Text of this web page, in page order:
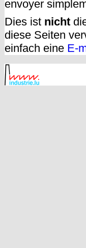
envoyer
Dies ist nicht
diese Seiten
einfach eine E-